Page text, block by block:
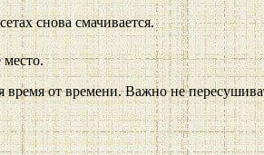
снова смачивается.
место.
время от времени. Важно не